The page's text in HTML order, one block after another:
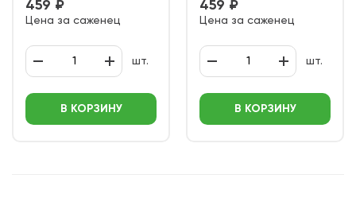
459 ₽
Цена за саженец
шт.
В КОРЗИНУ
459 ₽
Цена за саженец
шт.
В КОРЗИНУ